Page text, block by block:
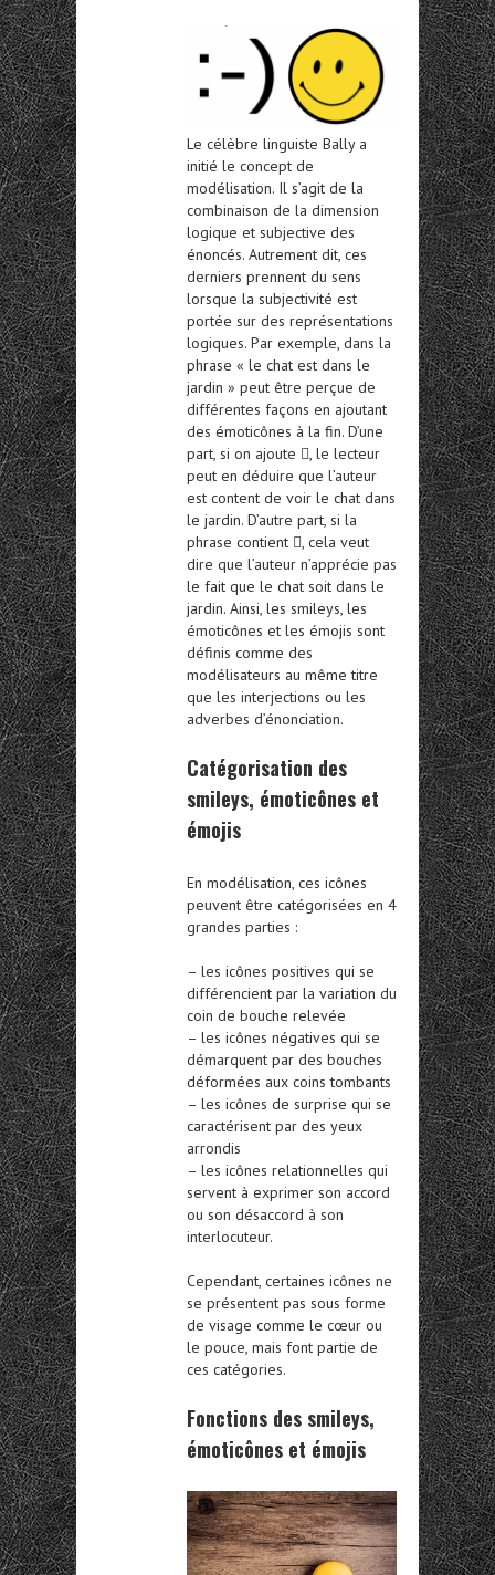
Le célèbre linguiste Bally a
initié le concept de
modélisation. Il s’agit de la
combinaison de la dimension
logique et subjective des
énoncés. Autrement dit, ces
derniers prennent du sens
lorsque la subjectivité est
portée sur des représentations
logiques. Par exemple, dans la
phrase « le chat est dans le
jardin » peut être perçue de
différentes façons en ajoutant
des émoticônes à la fin. D’une
part, si on ajoute , le lecteur
peut en déduire que l’auteur
est content de voir le chat dans
le jardin. D’autre part, si la
phrase contient , cela veut
dire que l’auteur n’apprécie pas
le fait que le chat soit dans le
jardin. Ainsi, les smileys, les
émoticônes et les émojis sont
définis comme des
modélisateurs au même titre
que les interjections ou les
adverbes d’énonciation.
Catégorisation des
smileys, émoticônes et
émojis
En modélisation, ces icônes
peuvent être catégorisées en 4
grandes parties :
– les icônes positives qui se
différencient par la variation du
coin de bouche relevée
– les icônes négatives qui se
démarquent par des bouches
déformées aux coins tombants
– les icônes de surprise qui se
caractérisent par des yeux
arrondis
– les icônes relationnelles qui
servent à exprimer son accord
ou son désaccord à son
interlocuteur.
Cependant, certaines icônes ne
se présentent pas sous forme
de visage comme le cœur ou
le pouce, mais font partie de
ces catégories.
Fonctions des smileys,
émoticônes et émojis